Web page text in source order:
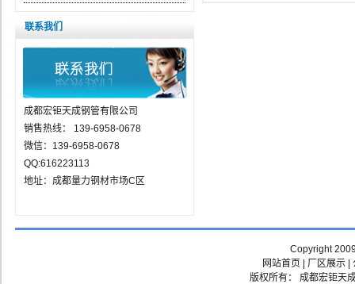
联系我们
成都宏钜天成钢管有限公司
销售热线： 139-6958-0678
微信：139-6958-0678
QQ:616223113
地址：成都量力钢材市场C区
Copyright
网站首页
厂区展示|
版权所有： 成都宏钜天